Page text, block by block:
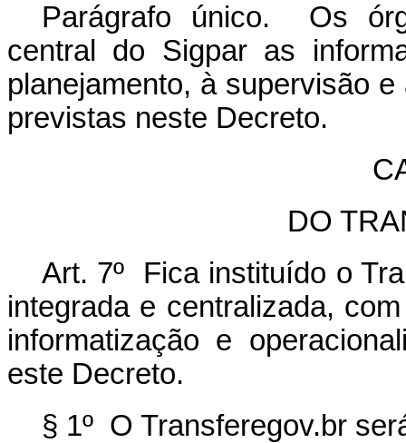
Parágrafo único. Os
central do Sigpar as
planejamento, à supervisão
previstas neste Decreto.
DO
Art. 7º Fica instituído o
integrada e centralizada,
informatização e
este Decreto.
§ 1º O Transferegov.br